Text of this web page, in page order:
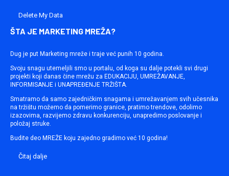
Delete My Data
ŠTA JE MARKETING MREŽA?
Dug je put Marketing mreže i traje već punih 10 godina.
Svoju snagu utemeljili smo u portalu, od koga su dalje potekli svi drugi
projekti koji danas čine mrežu za EDUKACIJU, UMREŽAVANJE,
INFORMISANJE i UNAPREĐENJE TRŽIŠTA.
Smatramo da samo zajedničkim snagama i umrežavanjem svih učesnika
na tržištu možemo da pomerimo granice, pratimo trendove, odolimo
izazovima, razvijemo zdravu konkurenciju, unapredimo poslovanje i
položaj struke.
Budite deo MREŽE koju zajedno gradimo već 10 godina!
Čitaj dalje